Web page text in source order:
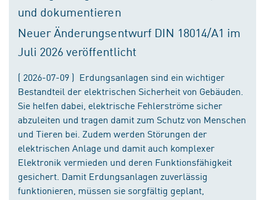
und dokumentieren
Neuer Änderungsentwurf DIN 18014/A1 im
Juli 2026 veröffentlicht
( 2026-07-09 ) Erdungsanlagen sind ein wichtiger
Bestandteil der elektrischen Sicherheit von Gebäuden.
Sie helfen dabei, elektrische Fehlerströme sicher
abzuleiten und tragen damit zum Schutz von Menschen
und Tieren bei. Zudem werden Störungen der
elektrischen Anlage und damit auch komplexer
Elektronik vermieden und deren Funktionsfähigkeit
gesichert. Damit Erdungsanlagen zuverlässig
funktionieren, müssen sie sorgfältig geplant,